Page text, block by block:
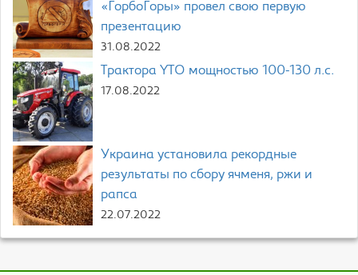
«ГорбоГоры» провел свою первую
презентацию
31.08.2022
Трактора YTO мощностью 100-130 л.с.
17.08.2022
Украина установила рекордные
результаты по сбору ячменя, ржи и
рапса
22.07.2022